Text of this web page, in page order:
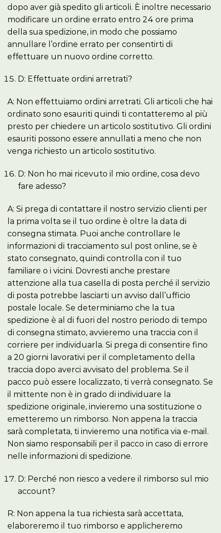
dopo aver già spedito gli articoli. È inoltre necessario
modificare un ordine errato entro 24 ore prima
della sua spedizione, in modo che possiamo
annullare l’ordine errato per consentirti di
effettuare un nuovo ordine corretto.
D: Effettuate ordini arretrati?
A: Non effettuiamo ordini arretrati. Gli articoli che hai
ordinato sono esauriti quindi ti contatteremo al più
presto per chiedere un articolo sostitutivo. Gli ordini
esauriti possono essere annullati a meno che non
venga richiesto un articolo sostitutivo.
D: Non ho mai ricevuto il mio ordine, cosa devo
fare adesso?
A: Si prega di contattare il nostro servizio clienti per
la prima volta se il tuo ordine è oltre la data di
consegna stimata. Puoi anche controllare le
informazioni di tracciamento sul post online, se è
stato consegnato, quindi controlla con il tuo
familiare o i vicini. Dovresti anche prestare
attenzione alla tua casella di posta perché il servizio
di posta potrebbe lasciarti un avviso dall’ufficio
postale locale. Se determiniamo che la tua
spedizione è al di fuori del nostro periodo di tempo
di consegna stimato, avvieremo una traccia con il
corriere per individuarla. Si prega di consentire fino
a 20 giorni lavorativi per il completamento della
traccia dopo averci avvisato del problema. Se il
pacco può essere localizzato, ti verrà consegnato. Se
il mittente non è in grado di individuare la
spedizione originale, invieremo una sostituzione o
emetteremo un rimborso. Non appena la traccia
sarà completata, ti invieremo una notifica via e-mail.
Non siamo responsabili per il pacco in caso di errore
nelle informazioni di spedizione.
D: Perché non riesco a vedere il rimborso sul mio
account?
R: Non appena la tua richiesta sarà accettata,
elaboreremo il tuo rimborso e applicheremo